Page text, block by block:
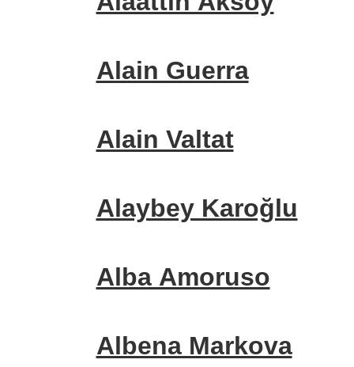
Alain Guerra
Alain Valtat
Alaybey Karoğlu
Alba Amoruso
Albena Markova